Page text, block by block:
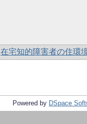
在宅知的障害者の住環
Powered by DSpace